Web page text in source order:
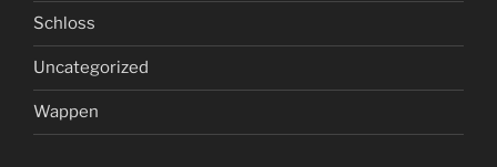
Schloss
Uncategorized
Wappen